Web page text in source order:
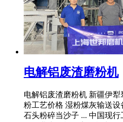
电解铝废渣磨粉机
电解铝废渣磨粉机 新疆伊
粉工艺价格 湿粉煤灰输送
石头粉碎当沙子 ... 中国现